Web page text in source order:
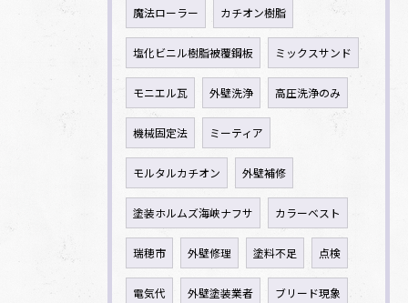
魔法ローラー カチオン樹脂
塩化ビニル樹脂被覆鋼板 ミックスサンド
モニエル瓦 外壁洗浄 高圧洗浄のみ
機械固定法 ミーティア
モルタルカチオン 外壁補修
塗装ホルムズ海峡ナフサ カラーベスト
瑞穂市 外壁修理 塗料不足 点検
電気代 外壁塗装業者 ブリード現象